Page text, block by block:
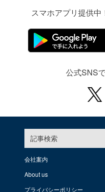
スマホアプリ提供中
公式SNS
記事検索
会社案内
About us
プライバシーポリシー